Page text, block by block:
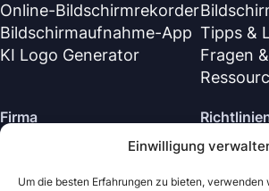
Einwilligung
Um die besten Erfahrungen zu bieten,
Online-Bildschirmrekorder
Bildschirmaufnahme-App
KI Logo Generator
Tipps &
Fragen
Firma
Kontaktiere uns